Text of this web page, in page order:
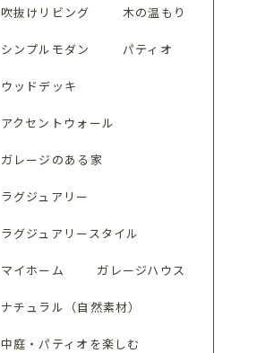
吹抜けリビング 木の温もり
シンプルモダン パティオ
ウッドデッキ
アクセントウォール
ガレージのある家
ラグジュアリー
ラグジュアリースタイル
マイホーム ガレージハウス
ナチュラル（自然素材）
中庭・パティオを楽しむ